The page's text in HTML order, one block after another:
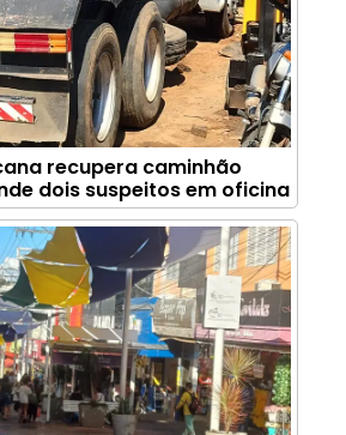
recupera caminhão
dois suspeitos em oficina